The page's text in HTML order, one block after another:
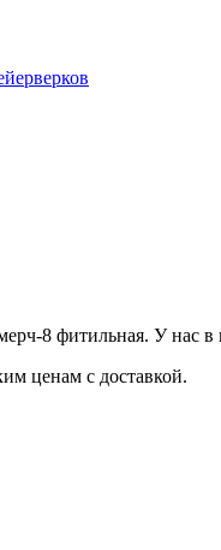
8 фитильная. У нас
ценам с доставкой.